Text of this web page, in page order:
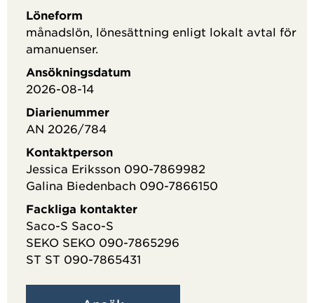
Löneform
månadslön, lönesättning enligt lokalt avtal för
amanuenser.
Ansökningsdatum
2026-08-14
Diarienummer
AN 2026/784
Kontaktperson
Jessica Eriksson 090-7869982
Galina Biedenbach 090-7866150
Fackliga kontakter
Saco-S Saco-S
SEKO SEKO 090-7865296
ST ST 090-7865431